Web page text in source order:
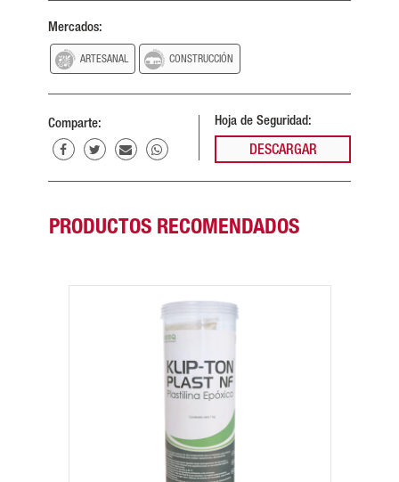
Mercados:
ARTESANAL CONSTRUCCIÓN
Comparte: Hoja de Seguridad:
DESCARGAR
PRODUCTOS RECOMENDADOS